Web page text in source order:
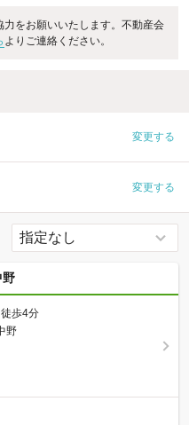
をお願いいたします。不動産会
よりご連絡ください。
変更する
変更する
歩4分
野